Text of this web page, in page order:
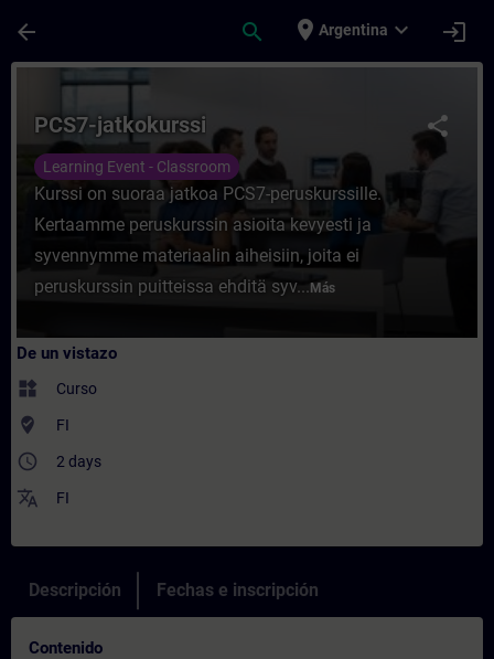
arrow_back search place Argentina expand_more login
Curso - PCS7-jatkokurssi -
share
PCS7-jatkokurssi
Learning Event - Classroom
Kurssi on suoraa jatkoa PCS7-peruskurssille.
Kertaamme peruskurssin asioita kevyesti ja
syvennymme materiaalin aiheisiin, joita ei
peruskurssin puitteissa ehditä syv... Más
De un vistazo
widgets Curso
where_to_vote FI
access_time 2 days
translate FI
Descripción Fechas e inscripción
Contenido